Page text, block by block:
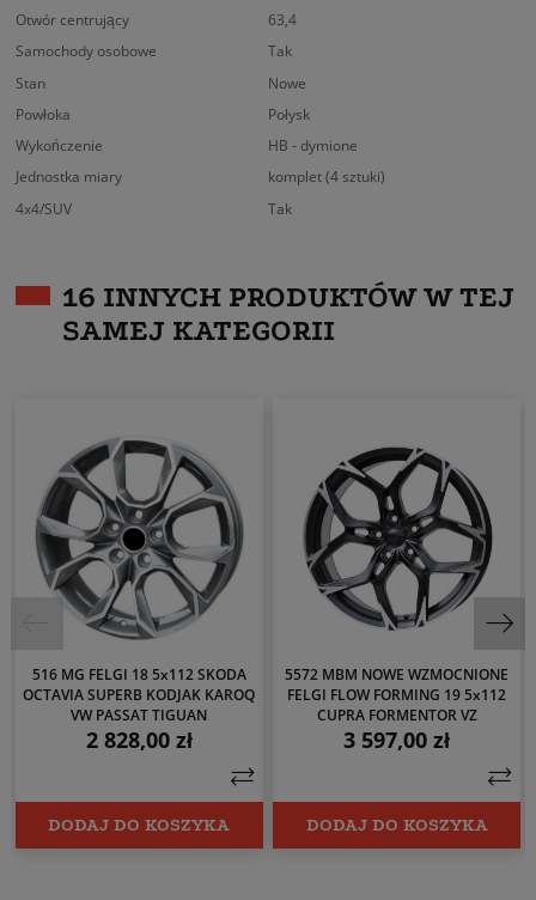
Otwór centrujący
63,4
Samochody osobowe
Tak
Stan
Nowe
Powłoka
Połysk
Wykończenie
HB - dymione
Jednostka miary
komplet (4 sztuki)
4x4/SUV
Tak
16 INNYCH PRODUKTÓW W TEJ
SAMEJ KATEGORII
516 MG FELGI 18 5x112 SKODA
OCTAVIA SUPERB KODJAK KAROQ
VW PASSAT TIGUAN
Cena
2 828,00 zł
DODAJ DO KOSZYKA
5572 MBM NOWE WZMOCNIONE
FELGI FLOW FORMING 19 5x112
CUPRA FORMENTOR VZ
Cena
3 597,00 zł
DODAJ DO KOSZYKA